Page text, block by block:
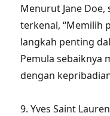
Menurut Jane
terkenal, “Memilih
langkah penting
Pemula sebaiknya
dengan
9. Yves Saint